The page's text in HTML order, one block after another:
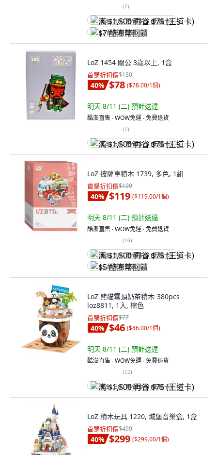
(1)
满 $1,500 再省 $75 (王道卡)
$7 酷澎幣回饋
LoZ 1454 關公 3歲以上, 1盒
首購折扣價$130
40% $78 ($78.00/1個)
明天 8/11 (二) 預計送達
酷澎直售 ∙ WOW免運 ∙ 免費退貨
(1)
满 $1,500 再省 $75 (王道卡)
LoZ 披薩車積木 1739, 多色, 1組
首購折扣價$199
40% $119 ($119.00/1個)
明天 8/11 (二) 預計送達
酷澎直售 ∙ WOW免運 ∙ 免費退貨
(16)
满 $1,500 再省 $75 (王道卡)
$5 酷澎幣回饋
LoZ 熊貓雪頂奶茶積木-380pcs
loz8811, 1入, 棕色
首購折扣價$77
40% $46 ($46.00/1個)
明天 8/11 (二) 預計送達
酷澎直售 ∙ WOW免運 ∙ 免費退貨
(12)
满 $1,500 再省 $75 (王道卡)
LoZ 積木玩具 1220, 城堡音樂盒, 1盒
首購折扣價$499
40% $299 ($299.00/1個)